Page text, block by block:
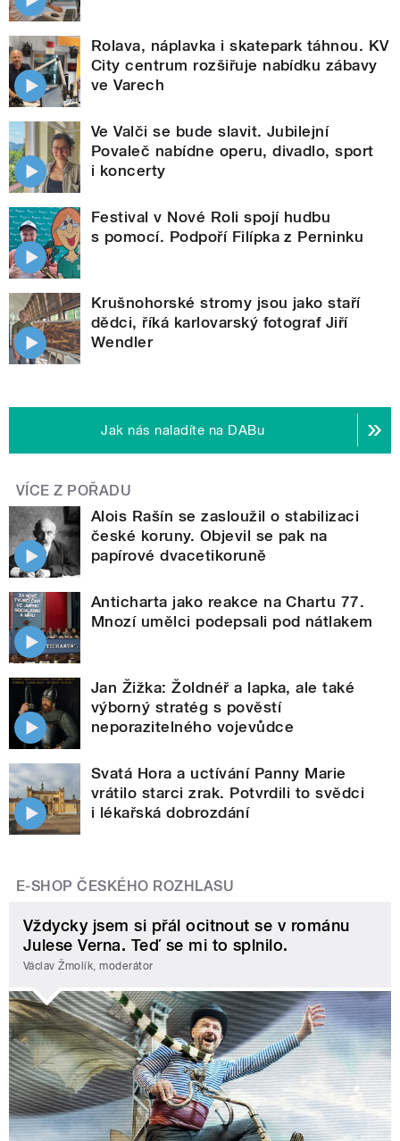
Rolava, náplavka i skatepark táhnou. KV
City centrum rozšiřuje nabídku zábavy
ve Varech
Ve Valči se bude slavit. Jubilejní
Povaleč nabídne operu, divadlo, sport
i koncerty
Festival v Nové Roli spojí hudbu
s pomocí. Podpoří Filípka z Perninku
Krušnohorské stromy jsou jako staří
dědci, říká karlovarský fotograf Jiří
Wendler
Jak nás naladíte na DABu
VÍCE Z POŘADU
Alois Rašín se zasloužil o stabilizaci
české koruny. Objevil se pak na
papírové dvacetikoruně
Anticharta jako reakce na Chartu 77.
Mnozí umělci podepsali pod nátlakem
Jan Žižka: Žoldnéř a lapka, ale také
výborný stratég s pověstí
neporazitelného vojevůdce
Svatá Hora a uctívání Panny Marie
vrátilo starci zrak. Potvrdili to svědci
i lékařská dobrozdání
E-SHOP ČESKÉHO ROZHLASU
Vždycky jsem si přál ocitnout se v románu
Julese Verna. Teď se mi to splnilo.
Václav Žmolík, moderátor